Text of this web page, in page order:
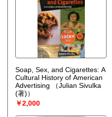
Soap, Sex, and Cigarettes: A
Cultural History of American
Advertising
（Julian Sivulka
(著)）
￥2,000